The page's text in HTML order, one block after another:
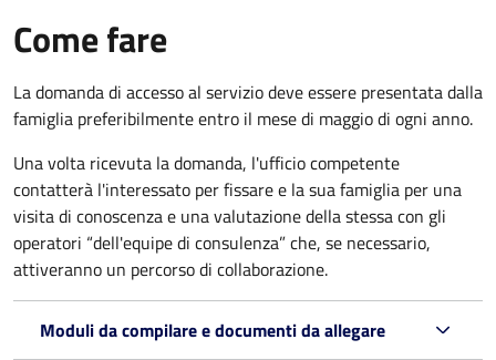
Come fare
La domanda di accesso al servizio deve essere presentata dalla
famiglia preferibilmente entro il mese di maggio di ogni anno.
Una volta ricevuta la domanda, l'ufficio competente
contatterà l'interessato per fissare e la sua famiglia per una
visita di conoscenza e una valutazione della stessacon gli
operatori “dell'equipe di consulenza” che, se necessario,
attiveranno un percorso di collaborazione.
Moduli da compilare e documenti da allegare